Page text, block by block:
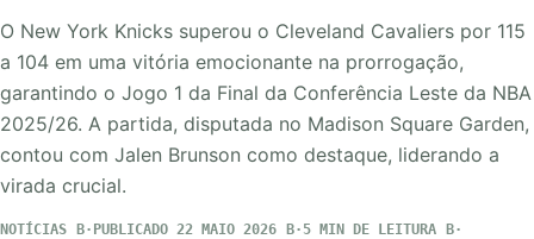
O New York Knicks superou o Cleveland Cavaliers por 115
a 104 em uma vitória emocionante na prorrogação,
garantindo o Jogo 1 da Final da Conferência Leste da NBA
2025/26. A partida, disputada no Madison Square Garden,
contou com Jalen Brunson como destaque, liderando a
virada crucial.
NOTÍCIAS PUBLICADO 22 MAIO 2026
5 MIN DE LEITURA